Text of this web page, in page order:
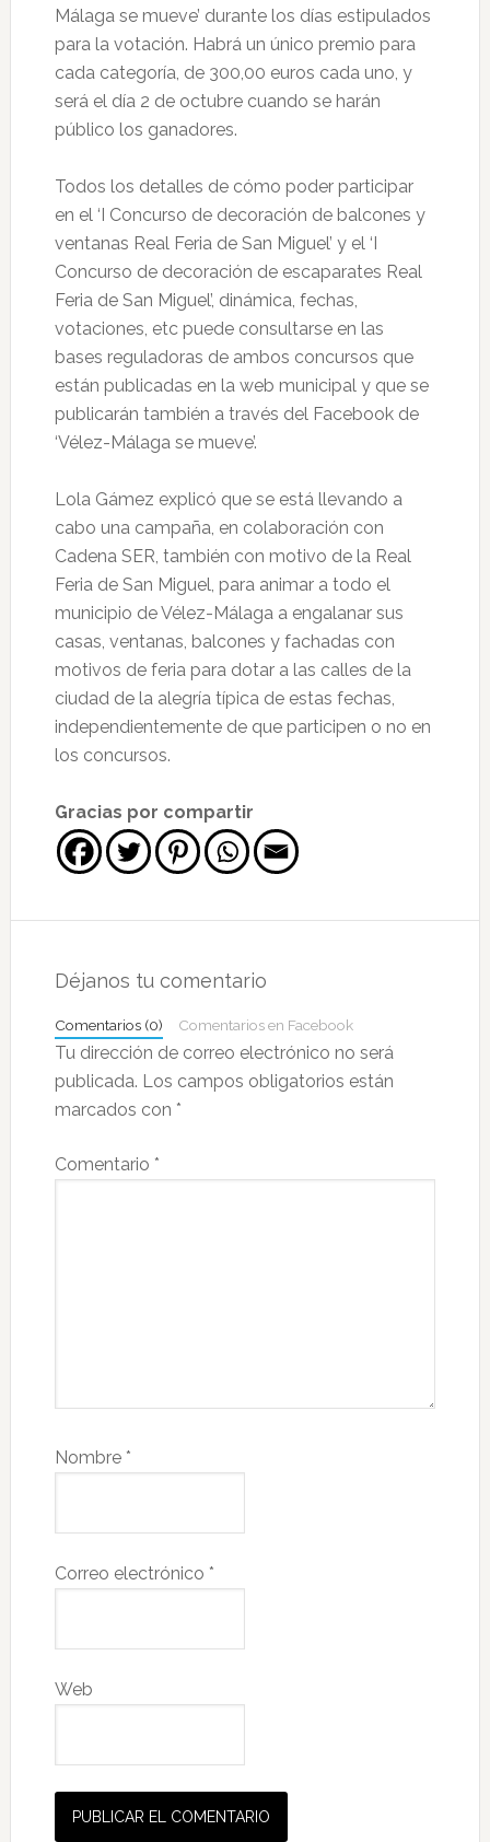
Málaga se mueve’ durante los días estipulados
para la votación. Habrá un único premio para
cada categoría, de 300,00 euros cada uno, y
será el día 2 de octubre cuando se harán
público los ganadores.
Todos los detalles de cómo poder participar
en el ‘I Concurso de decoración de balcones y
ventanas Real Feria de San Miguel’ y el ‘I
Concurso de decoración de escaparates Real
Feria de San Miguel’, dinámica, fechas,
votaciones, etc puede consultarse en las
bases reguladoras de ambos concursos que
están publicadas en la web municipal y que se
publicarán también a través del Facebook de
‘Vélez-Málaga se mueve’.
Lola Gámez explicó que se está llevando a
cabo una campaña, en colaboración con
Cadena SER, también con motivo de la Real
Feria de San Miguel, para animar a todo el
municipio de Vélez-Málaga a engalanar sus
casas, ventanas, balcones y fachadas con
motivos de feria para dotar a las calles de la
ciudad de la alegría típica de estas fechas,
independientemente de que participen o no en
los concursos.
Gracias por compartir
con
lectores
Déjanos tu comentario
Comentarios (0) Comentarios en Facebook
Tu dirección de correo electrónico no será
publicada. Los campos obligatorios están
marcados con *
Comentario *
Nombre *
Correo electrónico *
Web